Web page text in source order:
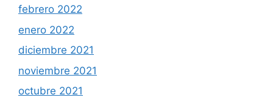
febrero 2022
enero 2022
diciembre 2021
noviembre 2021
octubre 2021